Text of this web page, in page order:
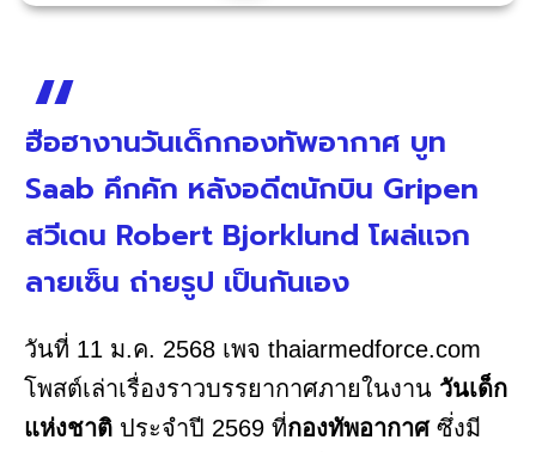
ฮือฮางานวันเด็กกองทัพอากาศ บูท
Saab คึกคัก หลังอดีตนักบิน Gripen
สวีเดน Robert Bjorklund โผล่แจก
ลายเซ็น ถ่ายรูป เป็นกันเอง
วันที่ 11 ม.ค. 2568 เพจ thaiarmedforce.com
โพสต์เล่าเรื่องราวบรรยากาศภายในงาน วันเด็ก
แห่งชาติ ประจำปี 2569 ที่กองทัพอากาศซึ่งมี